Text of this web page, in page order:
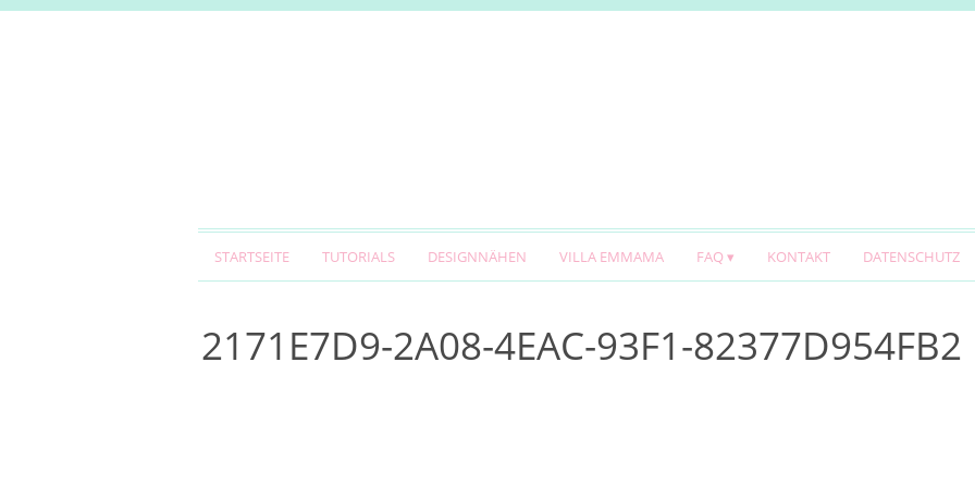
STARTSEITE TUTORIALS DESIGNNÄHEN VILLA EMMAMA FAQ KONTAKT DATENSCHUTZ
2171E7D9-2A08-4EAC-93F1-82377D954FB2